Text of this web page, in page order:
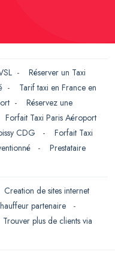
- Réserver un Taxi
- Tarif taxi en France en
- Réservez une
Forfait Taxi Paris Aéroport
CDG - Forfait Taxi
- Prestataire
Creation de sites internet
partenaire
-
Trouver plus de clients via